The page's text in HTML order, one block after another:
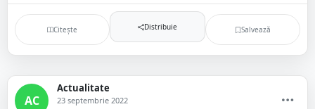
Citește Distribuie Salvează
AC
Actualitate
23 septembrie 2022